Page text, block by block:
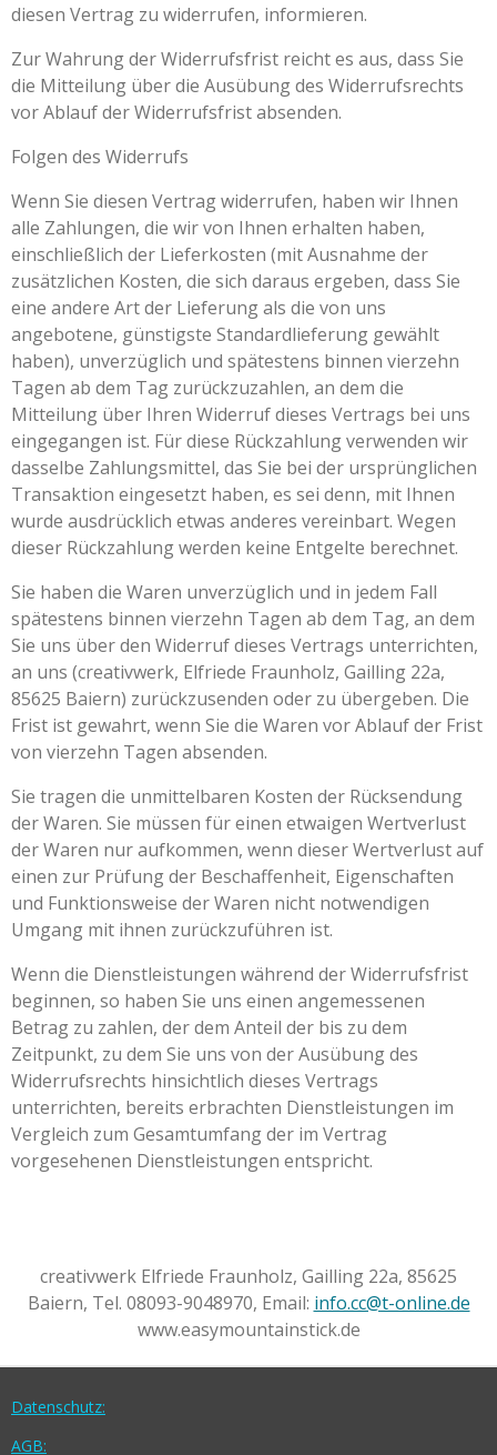
diesen Vertrag zu widerrufen, informieren.
Zur Wahrung der Widerrufsfrist reicht es aus, dass Sie
die Mitteilung über die Ausübung des Widerrufsrechts
vor Ablauf der Widerrufsfrist absenden.
Folgen des Widerrufs
Wenn Sie diesen Vertrag widerrufen, haben wir Ihnen
alle Zahlungen, die wir von Ihnen erhalten haben,
einschließlich der Lieferkosten (mit Ausnahme der
zusätzlichen Kosten, die sich daraus ergeben, dass Sie
eine andere Art der Lieferung als die von uns
angebotene, günstigste Standardlieferung gewählt
haben), unverzüglich und spätestens binnen vierzehn
Tagen ab dem Tag zurückzuzahlen, an dem die
Mitteilung über Ihren Widerruf dieses Vertrags bei uns
eingegangen ist. Für diese Rückzahlung verwenden wir
dasselbe Zahlungsmittel, das Sie bei der ursprünglichen
Transaktion eingesetzt haben, es sei denn, mit Ihnen
wurde ausdrücklich etwas anderes vereinbart. Wegen
dieser Rückzahlung werden keine Entgelte berechnet.
Sie haben die Waren unverzüglich und in jedem Fall
spätestens binnen vierzehn Tagen ab dem Tag, an dem
Sie uns über den Widerruf dieses Vertrags unterrichten,
an uns (creativwerk, Elfriede Fraunholz, Gailling 22a,
85625 Baiern) zurückzusenden oder zu übergeben. Die
Frist ist gewahrt, wenn Sie die Waren vor Ablauf der Frist
von vierzehn Tagen absenden.
Sie tragen die unmittelbaren Kosten der Rücksendung
der Waren. Sie müssen für einen etwaigen Wertverlust
der Waren nur aufkommen, wenn dieser Wertverlust auf
einen zur Prüfung der Beschaffenheit, Eigenschaften
und Funktionsweise der Waren nicht notwendigen
Umgang mit ihnen zurückzuführen ist.
Wenn die Dienstleistungen während der Widerrufsfrist
beginnen, so haben Sie uns einen angemessenen
Betrag zu zahlen, der dem Anteil der bis zu dem
Zeitpunkt, zu dem Sie uns von der Ausübung des
Widerrufsrechts hinsichtlich dieses Vertrags
unterrichten, bereits erbrachten Dienstleistungen im
Vergleich zum Gesamtumfang der im Vertrag
vorgesehenen Dienstleistungen entspricht.
creativwerk Elfriede Fraunholz, Gailling 22a, 85625
Baiern, Tel. 08093-9048970, Email: info.cc@t-online.de
www.easymountainstick.de
Datenschutz:
AGB: